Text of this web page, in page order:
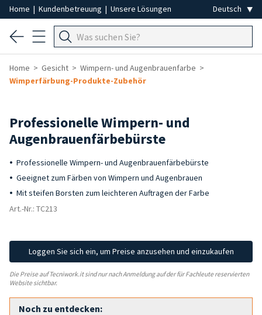
Home | Kundenbetreuung | Unsere Lösungen
Home Gesicht
Wimpern- und Augenbrauenfarbe
Wimperfärbung-Produkte-Zubehör
Professionelle Wimpern- und
Augenbrauenfärbebürste
Professionelle Wimpern- und Augenbrauenfärbebürste
Geeignet zum Färben von Wimpern und Augenbrauen
Mit steifen Borsten zum leichteren Auftragen der Farbe
Art.-Nr.: TC213
Loggen Sie sich ein, um Preise anzusehen und einzukaufen
Die Preise auf Tecniwork.it sind nur nach Anmeldung auf der für Fachleute reservierten
Website sichtbar.
Noch zu entdecken: